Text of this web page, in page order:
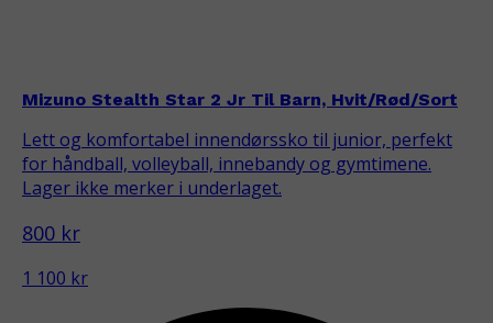
Mizuno Stealth Star 2 Jr Til Barn, Hvit/Rød/Sort
Lett og komfortabel innendørssko til junior, perfekt
for håndball, volleyball, innebandy og gymtimene.
Lager ikke merker i underlaget.
800 kr
1 100 kr